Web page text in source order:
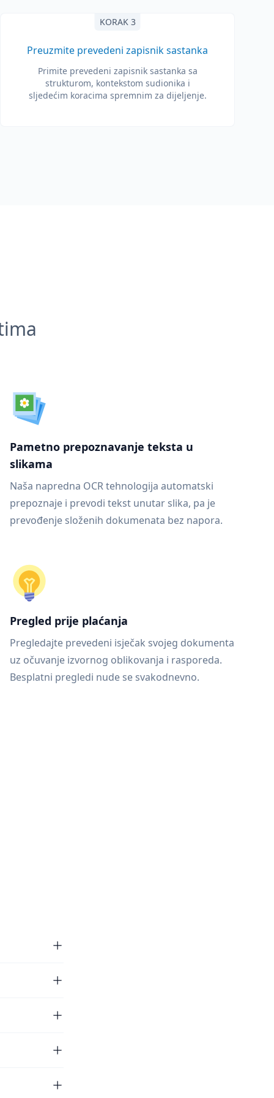
KORAK 3
Preuzmite prevedeni zapisnik sastanka
Primite prevedeni zapisnik sastanka sa
strukturom, kontekstom sudionika i
sljedećim koracima spremnim za dijeljenje.
Pametno prepoznavanje teksta u
slikama
Naša napredna OCR tehnologija automatski
prepoznaje i prevodi tekst unutar slika, pa je
prevođenje složenih dokumenata bez napora.
Pregled prije plaćanja
Pregledajte prevedeni isječak svojeg dokumenta
uz očuvanje izvornog oblikovanja i rasporeda.
Besplatni pregledi nude se svakodnevno.